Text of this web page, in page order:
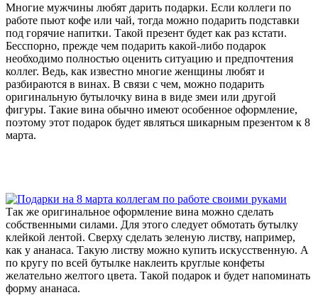
Многие мужчины любят дарить подарки. Если коллеги по
работе пьют кофе или чай, тогда можно подарить подставки
под горячие напитки. Такой презент будет как раз кстати.
Бесспорно, прежде чем подарить какой-либо подарок
необходимо полностью оценить ситуацию и предпочтения
коллег. Ведь, как известно многие женщины любят и
разбираются в винах. В связи с чем, можно подарить
оригинальную бутылочку вина в виде змеи или другой
фигуры. Такие вина обычно имеют особенное оформление,
поэтому этот подарок будет являться шикарным презентом к 8
марта.
Так же оригинальное оформление вина можно сделать
собственными силами. Для этого следует обмотать бутылку
клейкой лентой. Сверху сделать зеленую листву, например,
как у ананаса. Такую листву можно купить искусственную. А
по кругу по всей бутылке наклеить круглые конфеты
желательно желтого цвета. Такой подарок и будет напоминать
форму ананаса.